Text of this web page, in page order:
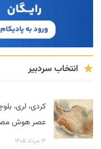
انتخاب سردبیر
کردی، لری،
عصر هوش
۱۴ مرداد ۱۴۰۵